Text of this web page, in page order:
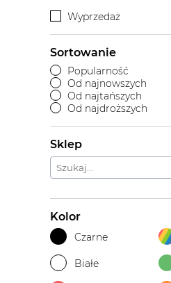
Wyprzedaż
Sortowanie
Popularność
Od najnowszych
Od najtańszych
Od najdroższych
Sklep
Kolor
Czarne
Białe